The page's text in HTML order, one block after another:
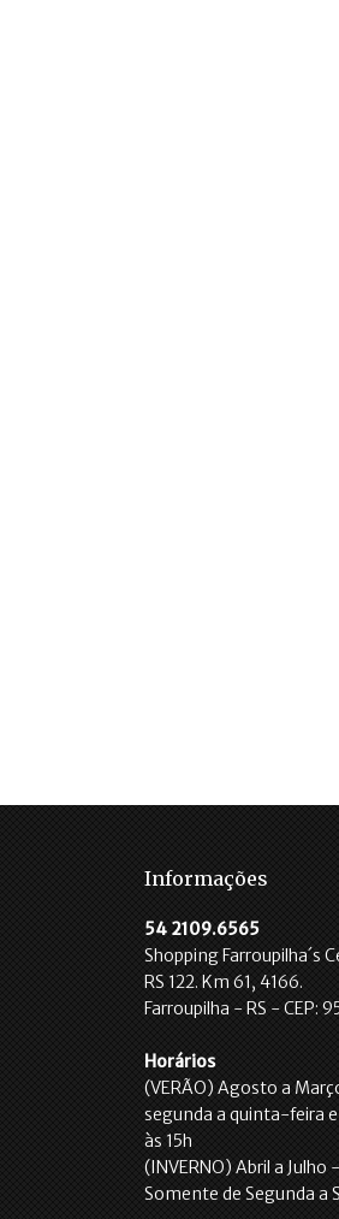
Informações
54 2109.6565
Shopping Farroupilha´s
RS 122. Km 61, 4166.
Farroupilha - RS - CEP:
Horários
(VERÃO) Agosto a
segunda a quinta-feira
às 15h
(INVERNO) Abril a Julho
Somente de Segunda a